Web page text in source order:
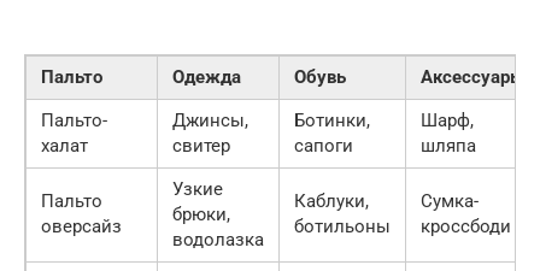
Пальто Одежда Обувь
Аксессуары
Пальто-
халат
Джинсы,
свитер
Ботинки,
сапоги
Шарф,
шляпа
Пальто
оверсайз
Узкие
брюки,
водолазка
Каблуки,
ботильоны
Сумка-
кроссбоди